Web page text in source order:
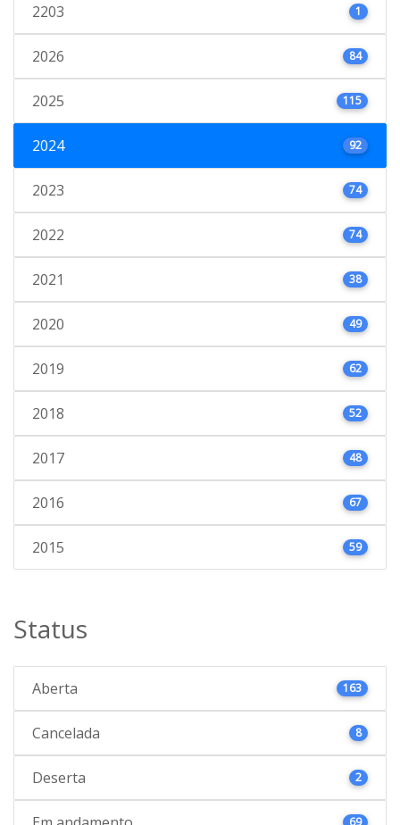
2203 1
2026 84
2025 115
2024 92
2023 74
2022 74
2021 38
2020 49
2019 62
2018 52
2017 48
2016 67
2015 59
Status
Aberta 163
Cancelada 8
Deserta 2
69